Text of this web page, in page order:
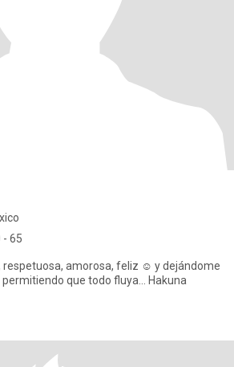
- 65
respetuosa, amorosa, feliz ☺️ y dejándome
que todo fluya... Hakuna